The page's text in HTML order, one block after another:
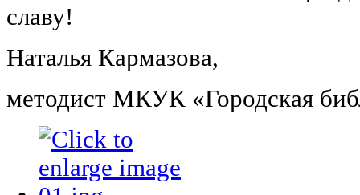
славу!
Наталья Кармазова,
методист МКУК «Городская